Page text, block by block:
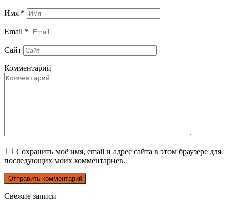
Имя *
Email *
Сайт
Комментарий
Сохранить моё имя, email и адрес сайта в этом браузере для
последующих моих комментариев.
Свежие записи